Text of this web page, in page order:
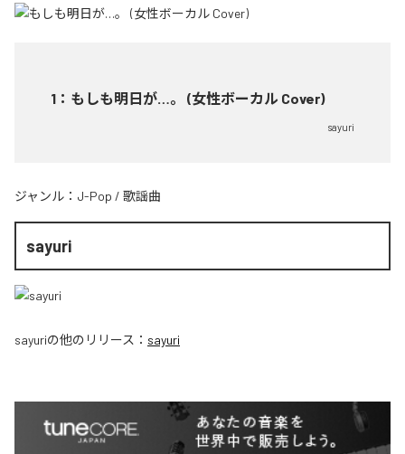
1 ： もしも明日が…。 (女性ボーカル Cover)
sayuri
ジャンル： J-Pop / 歌謡曲
sayuri
sayuriの他のリリース： sayuri